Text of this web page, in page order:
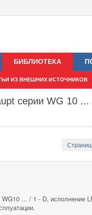
БИБЛИОТЕКА
ИЗ ВНЕШНИХ ИСТОЧНИКОВ
серии WG 10
... / 1 - D, исполнение